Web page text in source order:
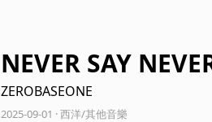
NEVER SAY
ZEROBASEONE
2025-09-01 · 西洋/其他音樂